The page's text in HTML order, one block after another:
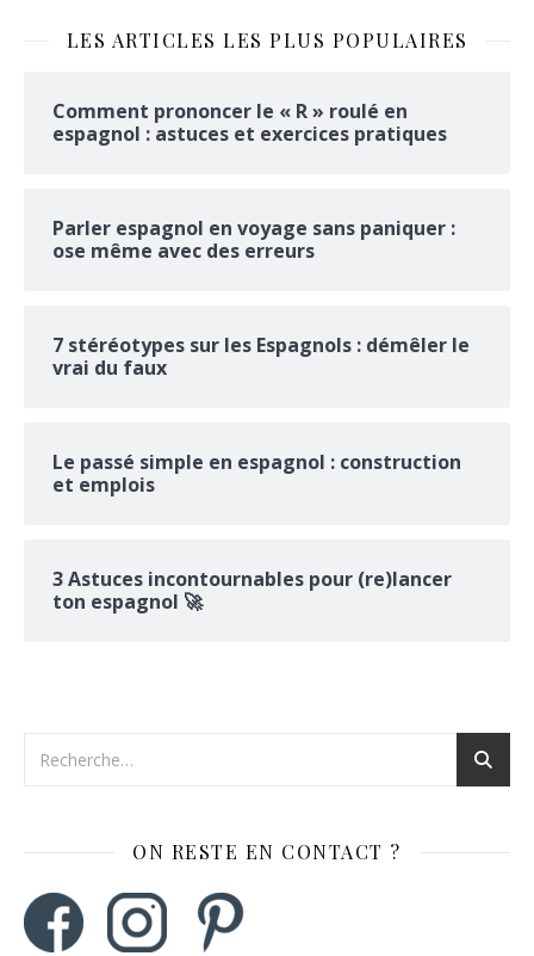
LES ARTICLES LES PLUS POPULAIRES
Comment prononcer le « R » roulé en
espagnol : astuces et exercices pratiques
Parler espagnol en voyage sans paniquer :
ose même avec des erreurs
7 stéréotypes sur les Espagnols : démêler le
vrai du faux
Le passé simple en espagnol : construction
et emplois
3 Astuces incontournables pour (re)lancer
ton espagnol 🚀
ON RESTE EN CONTACT ?